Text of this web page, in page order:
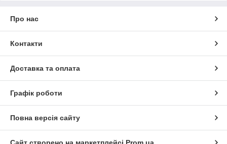
Про нас
Контакти
Доставка та оплата
Графік роботи
Повна версія сайту